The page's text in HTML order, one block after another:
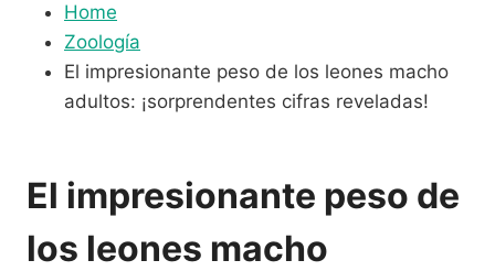
Home
Zoología
El impresionante peso de los leones macho
adultos: ¡sorprendentes cifras reveladas!
El impresionante peso de
los leones macho